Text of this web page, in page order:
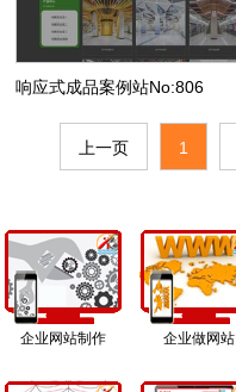
响应式成品案例站No:806
上一页 1
企业网站制作 企业做网站